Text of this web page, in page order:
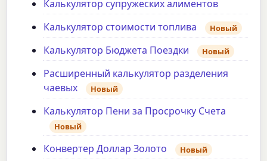
Калькулятор супружеских алиментов
Калькулятор стоимости топлива
Новый
Калькулятор Бюджета Поездки Новый
Расширенный калькулятор разделения
чаевых
Новый
Калькулятор Пени за Просрочку Счета
Новый
Конвертер Доллар Золото Новый